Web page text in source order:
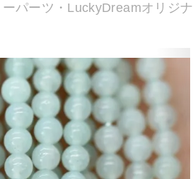
パーツ・LuckyDreamオリジ